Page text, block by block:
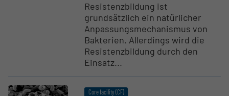
Resistenzbildung ist
grundsätzlich ein natürlicher
Anpassungsmechanismus von
Bakterien. Allerdings wird die
Resistenzbildung durch den
Einsatz...
Core facility (CF)